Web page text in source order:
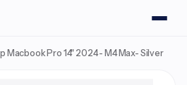
Macbook Pro 14" 2024 - M4 Max- Silver